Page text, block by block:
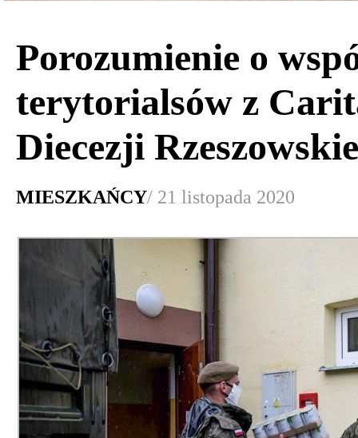
Porozumienie o
terytorialsów z
Diecezji
MIESZKAŃCY/ 21 listopada 2020